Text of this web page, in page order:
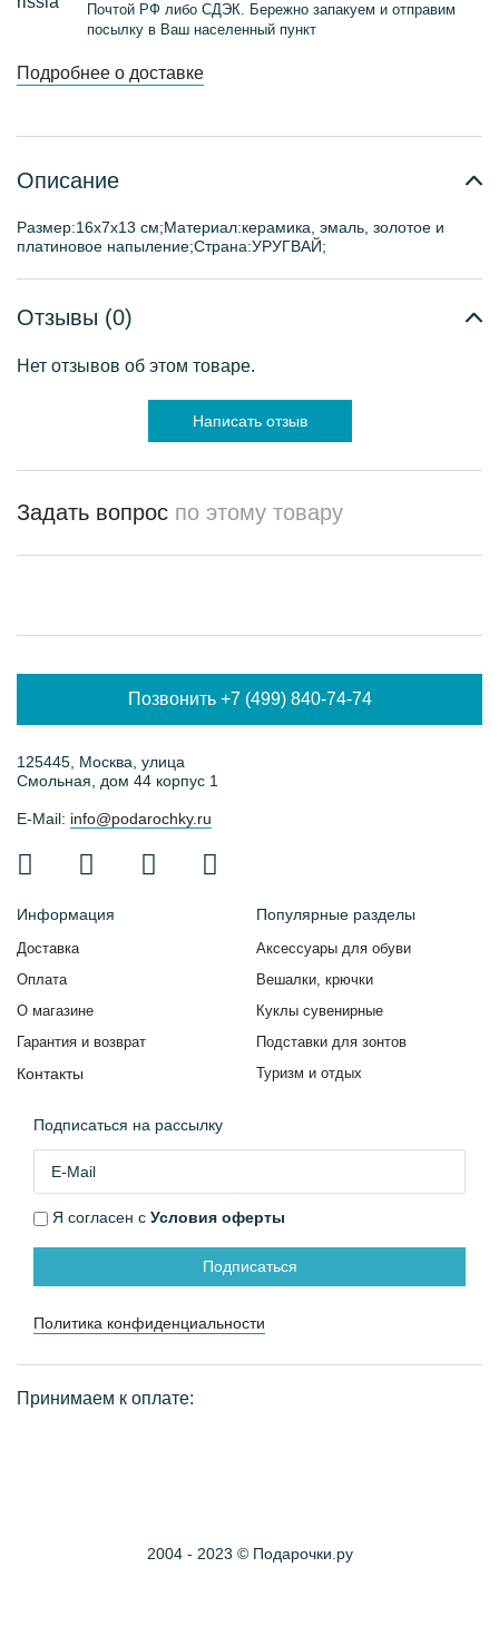
Почтой РФ либо СДЭК. Бережно запакуем и отправим
посылку в Ваш населенный пункт
Подробнее о доставке
Описание
Размер:16х7х13 см;Материал:керамика, эмаль, золотое и
платиновое напыление;Страна:УРУГВАЙ;
Отзывы (0)
Нет отзывов об этом товаре.
Написать отзыв
Задать вопрос по этому товару
Позвонить +7 (499) 840-74-74
125445, Москва, улица
Смольная, дом 44 корпус 1
E-Mail: info@podarochky.ru
Информация
Доставка
Оплата
О магазине
Гарантия и возврат
Контакты
Популярные разделы
Аксессуары для обуви
Вешалки, крючки
Куклы сувенирные
Подставки для зонтов
Туризм и отдых
Подписаться на рассылку
Я согласен с Условия оферты
Подписаться
Политика конфиденциальности
Принимаем к оплате:
2004 - 2023 © Подарочки.ру